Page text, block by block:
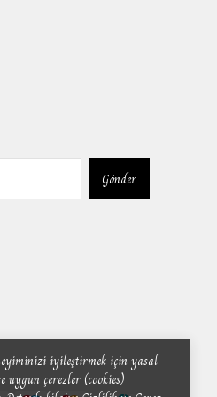
iyileştirmek için yasal
uygun çerezler (cookies)
Gönder